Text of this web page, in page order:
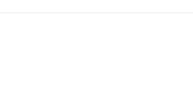
Ombres à paupières